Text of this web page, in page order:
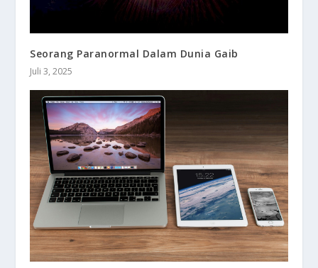
Seorang Paranormal Dalam Dunia Gaib
Juli 3, 2025